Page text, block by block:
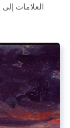
العلامات